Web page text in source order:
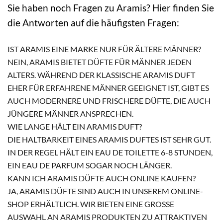
Sie haben noch Fragen zu Aramis? Hier finden Sie
die Antworten auf die häufigsten Fragen:
IST ARAMIS EINE MARKE NUR FÜR ÄLTERE MÄNNER?
NEIN, ARAMIS BIETET DÜFTE FÜR MÄNNER JEDEN
ALTERS. WÄHREND DER KLASSISCHE ARAMIS DUFT
EHER FÜR ERFAHRENE MÄNNER GEEIGNET IST, GIBT ES
AUCH MODERNERE UND FRISCHERE DÜFTE, DIE AUCH
JÜNGERE MÄNNER ANSPRECHEN.
WIE LANGE HÄLT EIN ARAMIS DUFT?
DIE HALTBARKEIT EINES ARAMIS DUFTES IST SEHR GUT.
IN DER REGEL HÄLT EIN EAU DE TOILETTE 6-8 STUNDEN,
EIN EAU DE PARFUM SOGAR NOCH LÄNGER.
KANN ICH ARAMIS DÜFTE AUCH ONLINE KAUFEN?
JA, ARAMIS DÜFTE SIND AUCH IN UNSEREM ONLINE-
SHOP ERHÄLTLICH. WIR BIETEN EINE GROSSE A
USWAHL AN ARAMIS PRODUKTEN ZU ATTRAKTIVEN P